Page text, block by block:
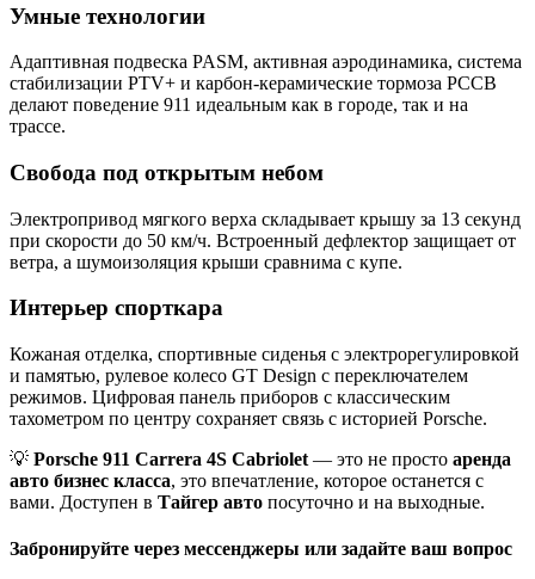
Умные технологии
Адаптивная подвеска PASM, активная аэродинамика, система
стабилизации PTV+ и карбон-керамические тормоза PCCB
делают поведение 911 идеальным как в городе, так и на
трассе.
Свобода под открытым небом
Электропривод мягкого верха складывает крышу за 13 секунд
при скорости до 50 км/ч. Встроенный дефлектор защищает от
ветра, а шумоизоляция крыши сравнима с купе.
Интерьер спорткара
Кожаная отделка, спортивные сиденья с электрорегулировкой
и памятью, рулевое колесо GT Design с переключателем
режимов. Цифровая панель приборов с классическим
тахометром по центру сохраняет связь с историей Porsche.
💡 Porsche 911 Carrera 4S Cabriolet — это не просто аренда
авто бизнес класса, это впечатление, которое останется с
вами. Доступен в Тайгер авто посуточно и на выходные.
Забронируйте через мессенджеры или задайте ваш вопрос